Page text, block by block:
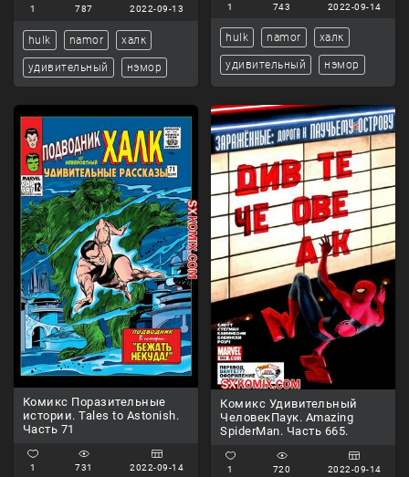
1 787 2022-09-13
hulk namor халк
удивительный нэмор
1 743 2022-09-14
hulk namor халк
удивительный нэмор
Комикс Поразительные
истории. Tales to Astonish.
Часть 71
1 731 2022-09-14
Комикс Удивительный
ЧеловекПаук. Amazing
SpiderMan. Часть 665.
1 720 2022-09-14